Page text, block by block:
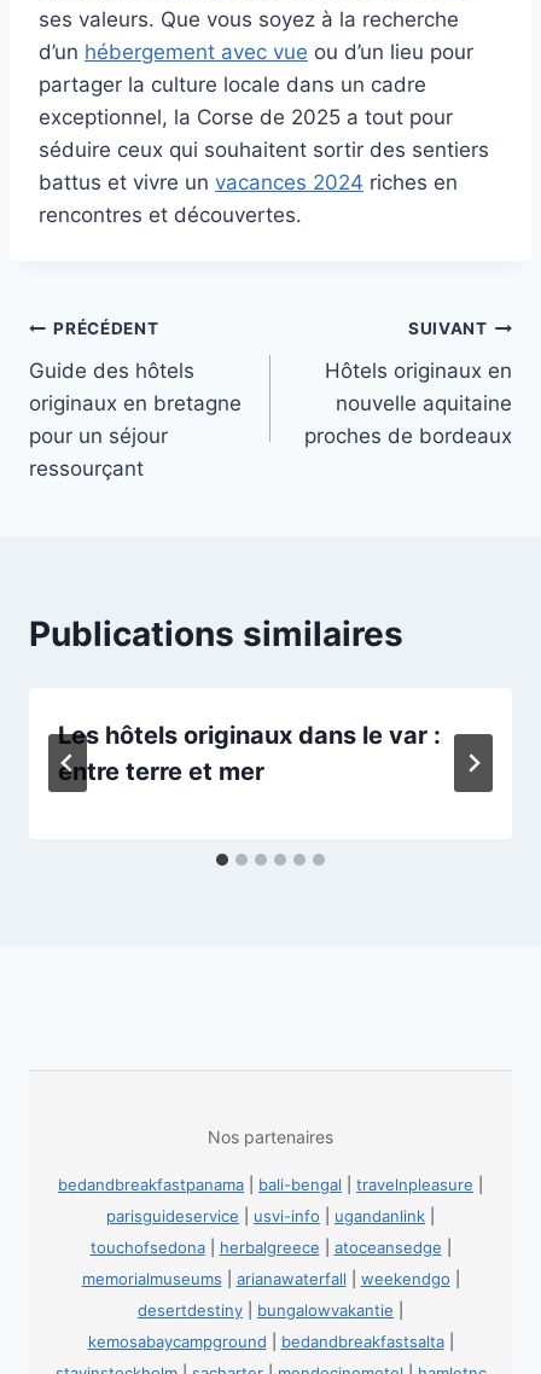
ses valeurs. Que vous soyez à la recherche
d’un hébergement avec vue ou d’un lieu pour
partager la culture locale dans un cadre
exceptionnel, la Corse de 2025 a tout pour
séduire ceux qui souhaitent sortir des sentiers
battus et vivre un vacances 2024 riches en
rencontres et découvertes.
Navigation
de
l’article
PRÉCÉDENT
Guide des hôtels
originaux en bretagne
pour un séjour
ressourçant
SUIVANT
Hôtels originaux en
nouvelle aquitaine
proches de bordeaux
Publications similaires
Les hôtels originaux dans le var :
entre terre et mer
Nos partenaires
bedandbreakfastpanama bali-bengal travelnpleasure
parisguideservice
usvi-info ugandanlink
touchofsedona| herbalgreece atoceansedge
memorialmuseums
arianawaterfall weekendgo
desertdestiny
bungalowvakantie
kemosabaycampground
bedandbreakfastsalta|